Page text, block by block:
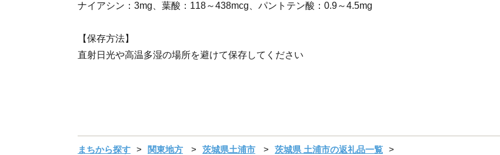
ナイアシン：3mg、葉酸：118～438mcg、パントテン酸：0.9～4.5mg
【保存方法】
直射日光や高温多湿の場所を避けて保存してください
まちから探す 関東地方 茨城県土浦市
茨城県 土浦市の返礼品一覧